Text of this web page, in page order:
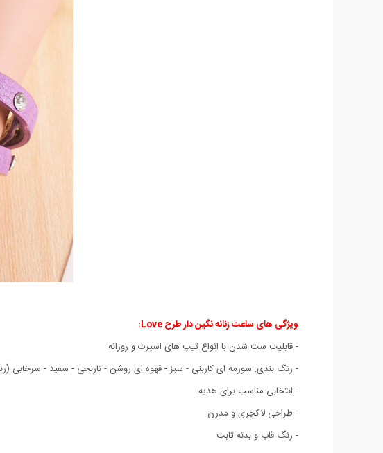
ویژگی های ساعت زنانه نگین دار طرح Love:
- قابلیت ست شدن با انواع تیپ های اسپرت و روزانه
- رنگ بندی: سورمه ای کاربنی - سبز - قهوه ای روشن - نارنجی - سفید - سرخابی
- انتخابی مناسب برای هدیه
- طراحی لاکچری و مدرن
- رنگ قاب و بدنه ثابت